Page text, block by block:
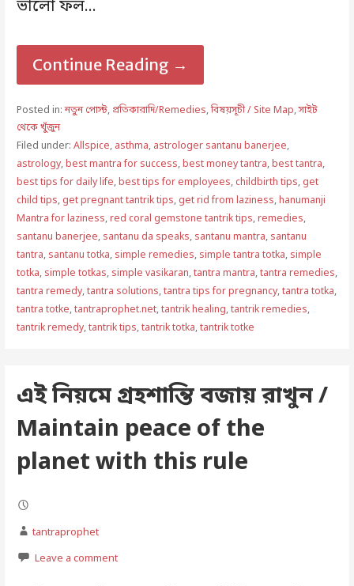
ভালো ফল…
Continue Reading →
Posted in:নতুন পোস্ট, প্রতিকারাদি/Remedies,বিষয়সূচী / Site Map,সাইট
থেকে খুঁজুন
Filed under: Allspice, asthma, astrologer santanu banerjee,
astrology,best mantra for success,best money tantra,best tantra,
best tips for daily life,best tips for employees, childbirth tips, get
child tips, get pregnant tantrik tips, get rid from laziness,hanumanji
Mantra for laziness,red coral gemstone tantrik tips,remedies,
santanu banerjee, santanu da speaks, santanu mantra, santanu
tantra, santanu totka, simple remedies, simple tantra totka, simple
totka, simple totkas, simple vasikaran,tantra mantra,tantra remedies,
tantra remedy,tantra solutions,tantra tips for pregnancy,tantra totka,
tantra totke,tantraprophet.net,tantrik healing,tantrik remedies,
tantrik remedy,tantrik tips,tantrik totka,tantrik totke
এই নিয়মে গ্রহশান্তি বজায় রাখুন /
Maintain peace of the
planet with this rule
tantraprophet
Leave a comment